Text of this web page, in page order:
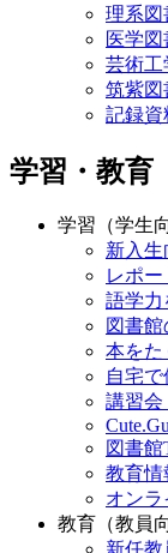
理系図
医学図
芸術工
筑紫図
記録資
学習・教育
学習（学生
新入生
レポ
語学力
図書
本をた
自宅
講習会
図書館
教育情
オンラ
教育（教員